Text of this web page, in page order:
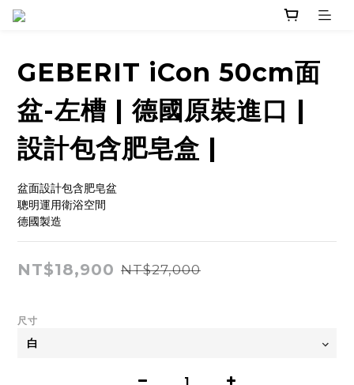
GEBERIT iCon 50cm面
盆-左槽 | 德國原裝進口 |
設計包含肥皂盒 |
盆面設計包含肥皂盆
聰明運用衛浴空間
德國製造
NT$18,900 NT$27,000
尺寸